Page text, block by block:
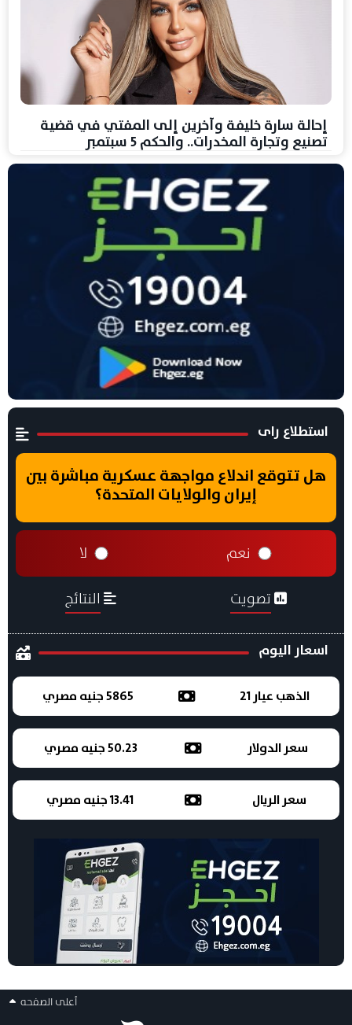
إحالة سارة خليفة وآخرين إلى المفتي في قضية
تصنيع وتجارة المخدرات.. والحكم 5 سبتمبر
استطلاع راى
هل تتوقع اندلاع مواجهة عسكرية مباشرة بين
إيران والولايات المتحدة؟
نعم لا
تصويت النتائج
اسعار اليوم
الذهب عيار 21 5865 جنيه مصري
سعر الدولار 50.23 جنيه مصري
سعر الريال 13.41 جنيه مصري
أعلى الصفحه